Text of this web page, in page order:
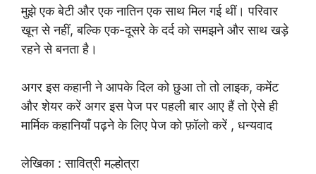
मुझे एक बेटी और एक नातिन एक साथ मिल गई थीं। परिवार
खून से नहीं, बल्कि एक-दूसरे के दर्द को समझने और साथ खड़े
रहने से बनता है।
अगर इस कहानी ने आपके दिल को छुआ तो तो लाइक, कमेंट
और शेयर करें अगर इस पेज पर पहली बार आए हैं तो ऐसे ही
मार्मिक कहानियाँ पढ़ने के लिए पेज को फ़ॉलो करें , धन्यवाद
लेखिका : सावित्री मल्होत्रा